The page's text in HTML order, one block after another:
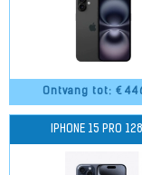
Ontvang tot: €
IPHONE 15 PRO